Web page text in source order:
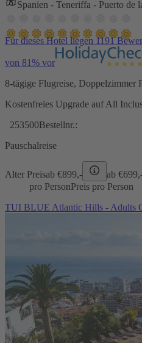
Spanien - Teneriffa - Puerto de
Für dieses Hotel liegen 1191
von 81% vor
8-tägige Flugreise, Doppelzimmer
Kostenfreies Upgrade auf All
253500Bestellnr.:
Pauschalreise
Alter Preisab €899,- ab €
pro PersonPreis pro Person
TUI BLUE Atlantic Hills - Adults